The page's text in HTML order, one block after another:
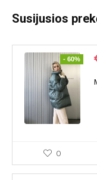
Susijusios
- 60%
0